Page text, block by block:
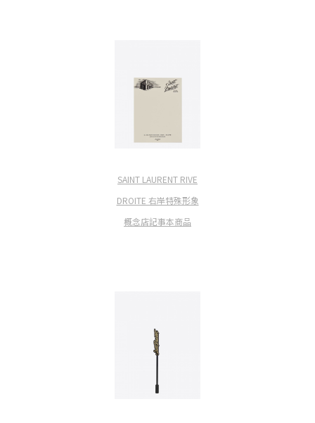
SAINT LAURENT RIVE
DROITE 右岸特殊形象
概念店記事本商品